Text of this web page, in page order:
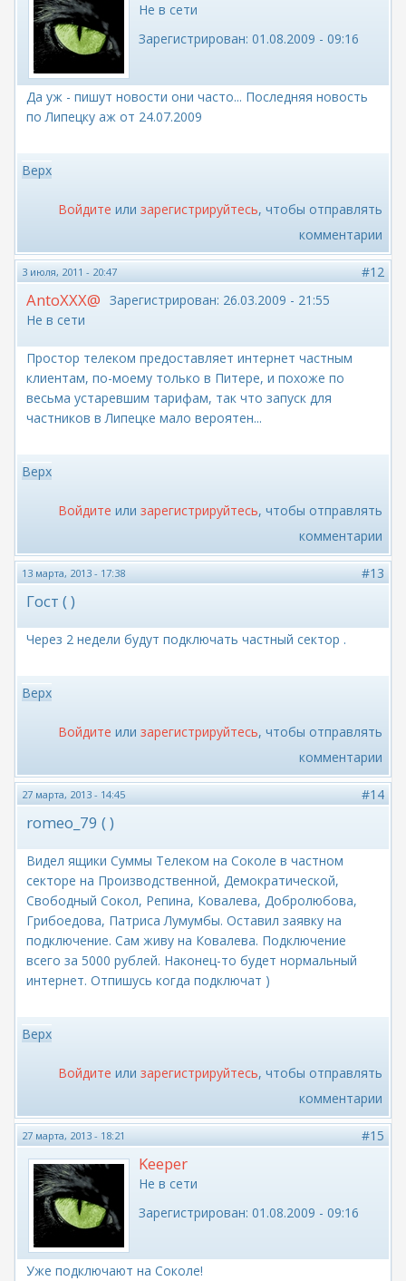
Не в сети
Зарегистрирован: 01.08.2009 - 09:16
Да уж - пишут новости они часто... Последняя новость
по Липецку аж от 24.07.2009
Верх
Войдите или зарегистрируйтесь, чтобы отправлять
комментарии
3 июля, 2011 - 20:47 #12
AntoXXX@
Не в сети
Зарегистрирован: 26.03.2009 - 21:55
Простор телеком предоставляет интернет частным
клиентам, по-моему только в Питере, и похоже по
весьма устаревшим тарифам, так что запуск для
частников в Липецке мало вероятен...
Верх
Войдите или зарегистрируйтесь, чтобы отправлять
комментарии
13 марта, 2013 - 17:38 #13
Гост ( )
Через 2 недели будут подключать частный сектор .
Верх
Войдите или зарегистрируйтесь, чтобы отправлять
комментарии
27 марта, 2013 - 14:45 #14
romeo_79 ( )
Видел ящики Суммы Телеком на Соколе в частном
секторе на Производственной, Демократической,
Свободный Сокол, Репина, Ковалева, Добролюбова,
Грибоедова, Патриса Лумумбы. Оставил заявку на
подключение. Сам живу на Ковалева. Подключение
всего за 5000 рублей. Наконец-то будет нормальный
интернет. Отпишусь когда подключат )
Верх
Войдите или зарегистрируйтесь, чтобы отправлять
комментарии
27 марта, 2013 - 18:21 #15
Keeper
Не в сети
Зарегистрирован: 01.08.2009 - 09:16
Уже подключают на Соколе!